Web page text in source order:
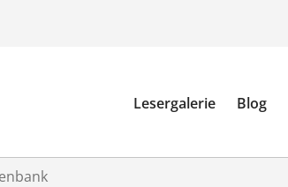
Lesergalerie Blog